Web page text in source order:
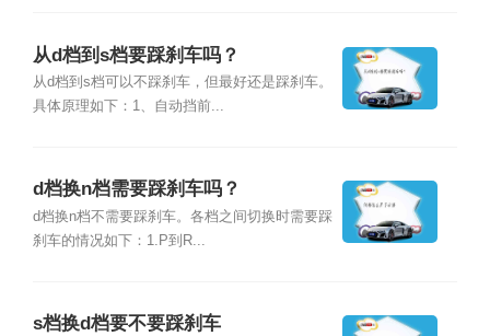
从d档到s档要踩刹车吗？
从d档到s档可以不踩刹车，但最好还是踩刹车。
具体原理如下：1、自动挡前...
d档换n档需要踩刹车吗？
d档换n档不需要踩刹车。各档之间切换时需要踩
刹车的情况如下：1.P到R...
s档换d档要不要踩刹车